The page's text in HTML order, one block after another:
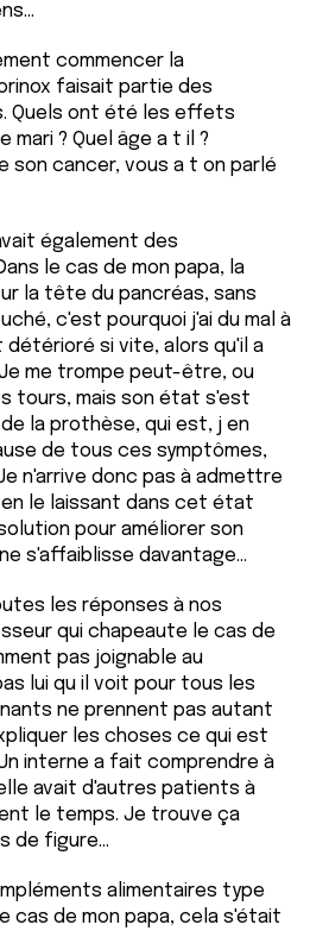
commencer la
faisait partie des
Quels ont été les effets
? Quel âge a t il ?
son cancer, vous a t on parlé
également des
le cas de mon papa, la
la tête du pancréas, sans
c'est pourquoi j'ai du mal à
si vite, alors qu'il a
me trompe peut-être, ou
tours, mais son état s'est
la prothèse, qui est, j en
de tous ces symptômes,
n'arrive donc pas à admettre
le laissant dans cet état
pour améliorer son
s'affaiblisse davantage...
les réponses à nos
qui chapeaute le cas de
pas joignable au
lui qu il voit pour tous les
ne prennent pas autant
les choses ce qui est
interne a fait comprendre à
avait d'autres patients à
le temps. Je trouve ça
de figure...
alimentaires type
cas de mon papa, cela s'était